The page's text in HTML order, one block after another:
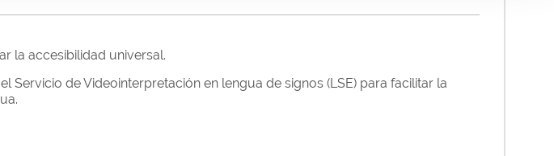
la accesibilidad universal.
el Servicio de Videointerpretación en lengua de signos (LSE) para facilitar la